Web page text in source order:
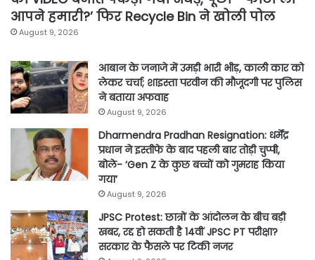
आपने हमारी?’ फिर Recycle Bin ने खोली पोल
August 9, 2026
आबान के जनाजे में उमड़ी भारी भीड़, काली कार को
लेकर चर्चा; शाइस्ता परवीन की मौजूदगी पर पुलिस
ने बताया अफवाह
August 9, 2026
Dharmendra Pradhan Resignation: धर्मेंद्र
प्रधान ने इस्तीफे के बाद पहली बार तोड़ी चुप्पी,
बोले- ‘Gen Z के कुछ बच्चों को गुमराह किया
गया’
August 9, 2026
JPSC Protest: छात्रों के आंदोलन के बीच बड़ी
खबर, रद्द हो सकती है 14वीं JPSC PT परीक्षा?
सरकार के फैसले पर टिकी नजर